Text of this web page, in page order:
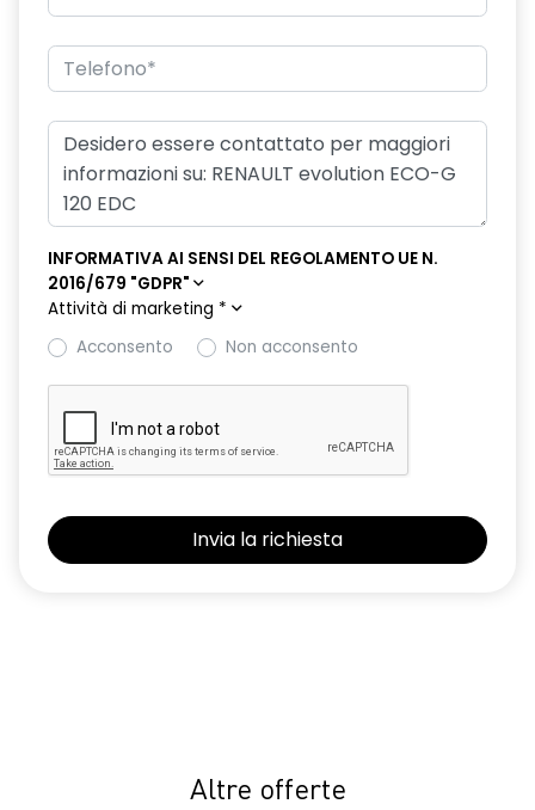
INFORMATIVA AI SENSI DEL REGOLAMENTO UE N.
2016/679 "GDPR"
Attività di marketing *
Acconsento
Non acconsento
Altre offerte